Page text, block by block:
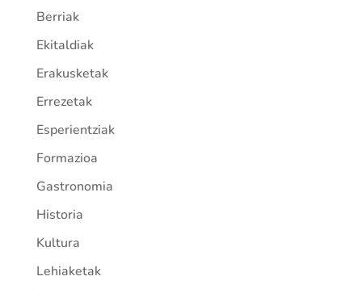
Berriak
Ekitaldiak
Erakusketak
Errezetak
Esperientziak
Formazioa
Gastronomia
Historia
Kultura
Lehiaketak